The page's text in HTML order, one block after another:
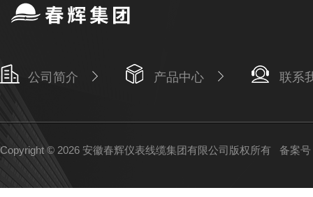
公司简介 产品中心 联系
Copyright © 2026 安徽春辉仪表线缆集团有限公司版权所有 备案号